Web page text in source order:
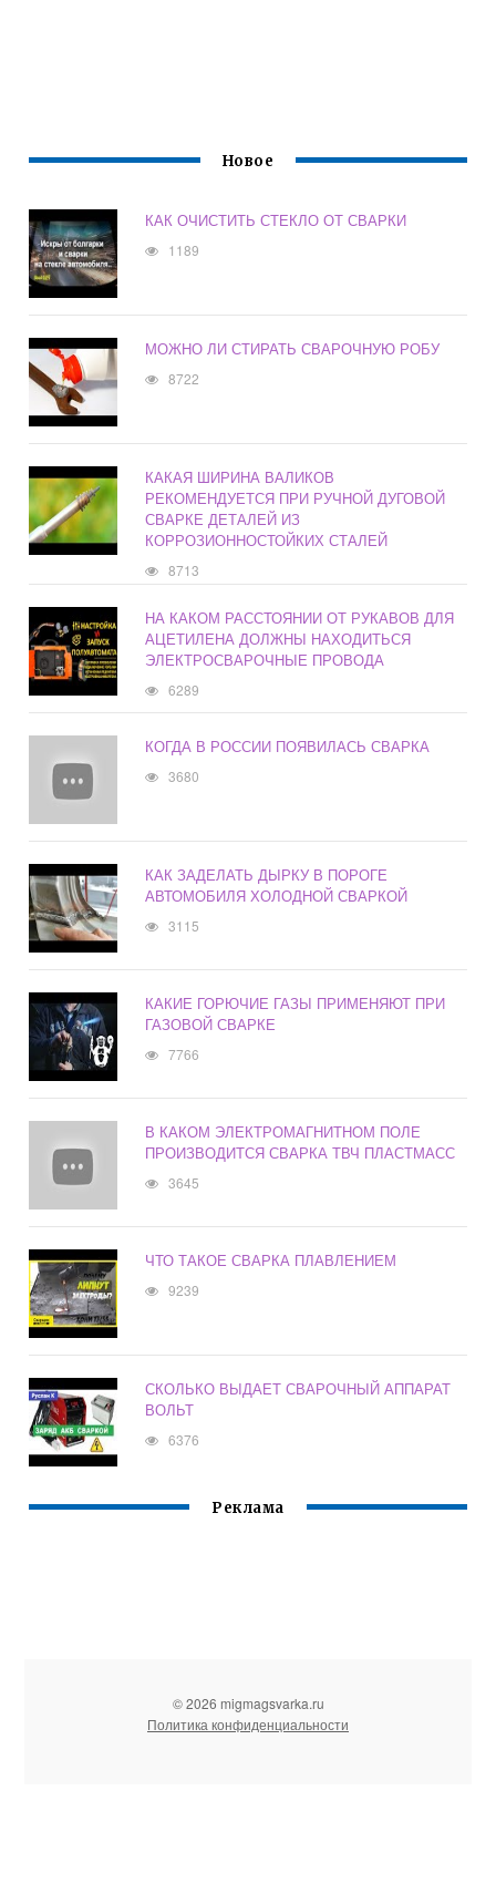
Новое
КАК ОЧИСТИТЬ СТЕКЛО ОТ СВАРКИ
1189
МОЖНО ЛИ СТИРАТЬ СВАРОЧНУЮ РОБУ
8722
КАКАЯ ШИРИНА ВАЛИКОВ
РЕКОМЕНДУЕТСЯ ПРИ РУЧНОЙ ДУГОВОЙ
СВАРКЕ ДЕТАЛЕЙ ИЗ
КОРРОЗИОННОСТОЙКИХ СТАЛЕЙ
8713
НА КАКОМ РАССТОЯНИИ ОТ РУКАВОВ ДЛЯ
АЦЕТИЛЕНА ДОЛЖНЫ НАХОДИТЬСЯ
ЭЛЕКТРОСВАРОЧНЫЕ ПРОВОДА
6289
КОГДА В РОССИИ ПОЯВИЛАСЬ СВАРКА
3680
КАК ЗАДЕЛАТЬ ДЫРКУ В ПОРОГЕ
АВТОМОБИЛЯ ХОЛОДНОЙ СВАРКОЙ
3115
КАКИЕ ГОРЮЧИЕ ГАЗЫ ПРИМЕНЯЮТ ПРИ
ГАЗОВОЙ СВАРКЕ
7766
В КАКОМ ЭЛЕКТРОМАГНИТНОМ ПОЛЕ
ПРОИЗВОДИТСЯ СВАРКА ТВЧ ПЛАСТМАСС
3645
ЧТО ТАКОЕ СВАРКА ПЛАВЛЕНИЕМ
9239
СКОЛЬКО ВЫДАЕТ СВАРОЧНЫЙ АППАРАТ
ВОЛЬТ
6376
Реклама
© 2026 migmagsvarka.ru
Политика конфиденциальности